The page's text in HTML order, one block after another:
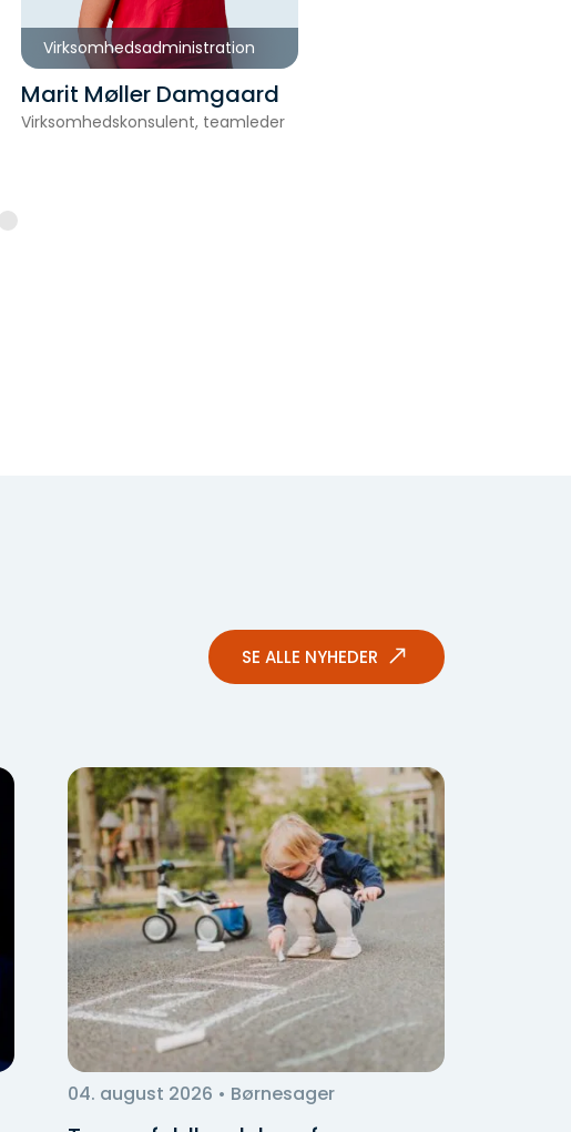
Virksomhedsadministration
Marit Møller Damgaard
Virksomhedskonsulent, teamleder
SE ALLE NYHEDER
04. august 2026 • Børnesager